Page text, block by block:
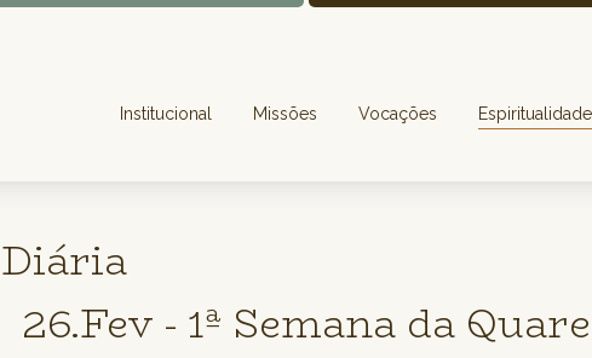
Institucional Missões Vocações Espiritualidade
26.Fev - 1ª Semana da